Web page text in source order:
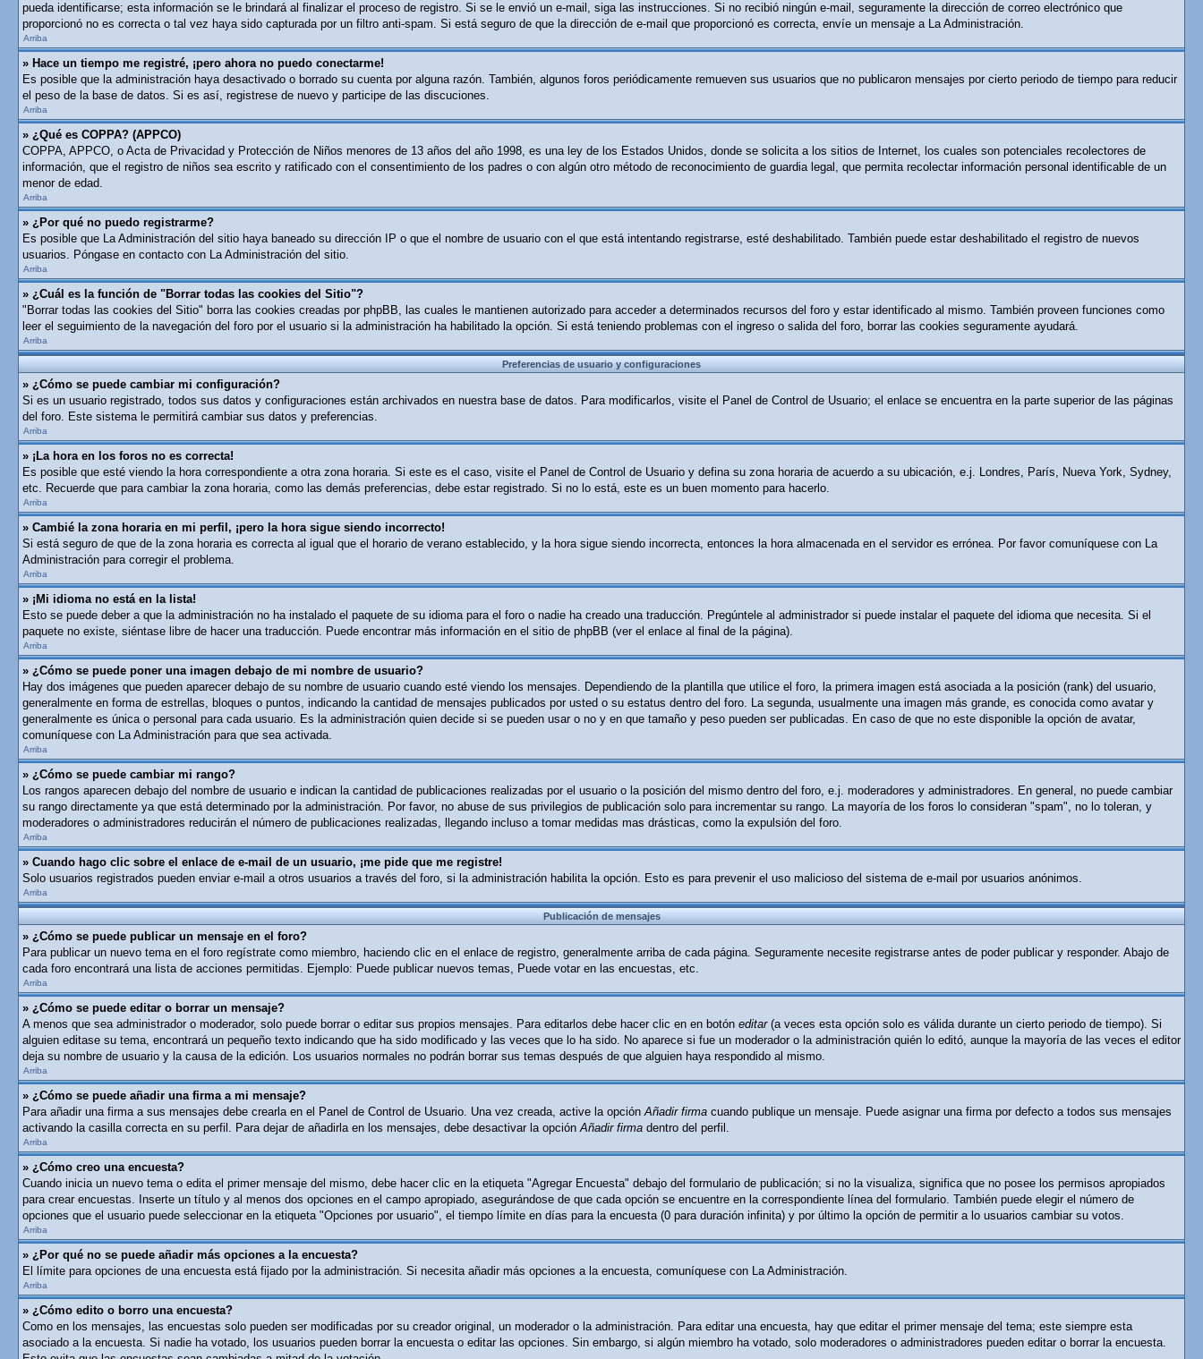
pueda identificarse; esta información se le brindará al finalizar el proceso de registro. Si se le envió un e-mail, siga las instrucciones. Si no recibió ningún e-mail, seguramente la dirección de correo electrónico que
proporcionó no es correcta o tal vez haya sido capturada por un filtro anti-spam. Si está seguro de que la dirección de e-mail que proporcionó es correcta, envíe un mensaje a La Administración.
Arriba
» Hace un tiempo me registré, ¡pero ahora no puedo conectarme!
Es posible que la administración haya desactivado o borrado su cuenta por alguna razón. También, algunos foros periódicamente remueven sus usuarios que no publicaron mensajes por cierto periodo de tiempo para reducir
el peso de la base de datos. Si es así, registrese de nuevo y participe de las discuciones.
Arriba
» ¿Qué es COPPA? (APPCO)
COPPA, APPCO, o Acta de Privacidad y Protección de Niños menores de 13 años del año 1998, es una ley de los Estados Unidos, donde se solicita a los sitios de Internet, los cuales son potenciales recolectores de
información, que el registro de niños sea escrito y ratificado con el consentimiento de los padres o con algún otro método de reconocimiento de guardia legal, que permita recolectar información personal identificable de un
menor de edad.
Arriba
» ¿Por qué no puedo registrarme?
Es posible que La Administración del sitio haya baneado su dirección IP o que el nombre de usuario con el que está intentando registrarse, esté deshabilitado. También puede estar deshabilitado el registro de nuevos
usuarios. Póngase en contacto con La Administración del sitio.
Arriba
» ¿Cuál es la función de "Borrar todas las cookies del Sitio"?
"Borrar todas las cookies del Sitio" borra las cookies creadas por phpBB, las cuales le mantienen autorizado para acceder a determinados recursos del foro y estar identificado al mismo. También proveen funciones como
leer el seguimiento de la navegación del foro por el usuario si la administración ha habilitado la opción. Si está teniendo problemas con el ingreso o salida del foro, borrar las cookies seguramente ayudará.
Arriba
Preferencias de usuario y configuraciones
» ¿Cómo se puede cambiar mi configuración?
Si es un usuario registrado, todos sus datos y configuraciones están archivados en nuestra base de datos. Para modificarlos, visite el Panel de Control de Usuario; el enlace se encuentra en la parte superior de las páginas
del foro. Este sistema le permitirá cambiar sus datos y preferencias.
Arriba
» ¡La hora en los foros no es correcta!
Es posible que esté viendo la hora correspondiente a otra zona horaria. Si este es el caso, visite el Panel de Control de Usuario y defina su zona horaria de acuerdo a su ubicación, e.j. Londres, París, Nueva York, Sydney,
etc. Recuerde que para cambiar la zona horaria, como las demás preferencias, debe estar registrado. Si no lo está, este es un buen momento para hacerlo.
Arriba
» Cambié la zona horaria en mi perfil, ¡pero la hora sigue siendo incorrecto!
Si está seguro de que de la zona horaria es correcta al igual que el horario de verano establecido, y la hora sigue siendo incorrecta, entonces la hora almacenada en el servidor es errónea. Por favor comuníquese con La
Administración para corregir el problema.
Arriba
» ¡Mi idioma no está en la lista!
Esto se puede deber a que la administración no ha instalado el paquete de su idioma para el foro o nadie ha creado una traducción. Pregúntele al administrador si puede instalar el paquete del idioma que necesita. Si el
paquete no existe, siéntase libre de hacer una traducción. Puede encontrar más información en el sitio de phpBB (ver el enlace al final de la página).
Arriba
» ¿Cómo se puede poner una imagen debajo de mi nombre de usuario?
Hay dos imágenes que pueden aparecer debajo de su nombre de usuario cuando esté viendo los mensajes. Dependiendo de la plantilla que utilice el foro, la primera imagen está asociada a la posición (rank) del usuario,
generalmente en forma de estrellas, bloques o puntos, indicando la cantidad de mensajes publicados por usted o su estatus dentro del foro. La segunda, usualmente una imagen más grande, es conocida como avatar y
generalmente es única o personal para cada usuario. Es la administración quien decide si se pueden usar o no y en que tamaño y peso pueden ser publicadas. En caso de que no este disponible la opción de avatar,
comuníquese con La Administración para que sea activada.
Arriba
» ¿Cómo se puede cambiar mi rango?
Los rangos aparecen debajo del nombre de usuario e indican la cantidad de publicaciones realizadas por el usuario o la posición del mismo dentro del foro, e.j. moderadores y administradores. En general, no puede cambiar
su rango directamente ya que está determinado por la administración. Por favor, no abuse de sus privilegios de publicación solo para incrementar su rango. La mayoría de los foros lo consideran "spam", no lo toleran, y
moderadores o administradores reducirán el número de publicaciones realizadas, llegando incluso a tomar medidas mas drásticas, como la expulsión del foro.
Arriba
» Cuando hago clic sobre el enlace de e-mail de un usuario, ¡me pide que me registre!
Solo usuarios registrados pueden enviar e-mail a otros usuarios a través del foro, si la administración habilita la opción. Esto es para prevenir el uso malicioso del sistema de e-mail por usuarios anónimos.
Arriba
Publicación de mensajes
» ¿Cómo se puede publicar un mensaje en el foro?
Para publicar un nuevo tema en el foro regístrate como miembro, haciendo clic en el enlace de registro, generalmente arriba de cada página. Seguramente necesite registrarse antes de poder publicar y responder. Abajo de
cada foro encontrará una lista de acciones permitidas. Ejemplo: Puede publicar nuevos temas, Puede votar en las encuestas, etc.
Arriba
» ¿Cómo se puede editar o borrar un mensaje?
A menos que sea administrador o moderador, solo puede borrar o editar sus propios mensajes. Para editarlos debe hacer clic en en botón editar(a veces esta opción solo es válida durante un cierto periodo de tiempo). Si
alguien editase su tema, encontrará un pequeño texto indicando que ha sido modificado y las veces que lo ha sido. No aparece si fue un moderador o la administración quién lo editó, aunque la mayoría de las veces el editor
deja su nombre de usuario y la causa de la edición. Los usuarios normales no podrán borrar sus temas después de que alguien haya respondido al mismo.
Arriba
» ¿Cómo se puede añadir una firma a mi mensaje?
Para añadir una firma a sus mensajes debe crearla en el Panel de Control de Usuario. Una vez creada, active la opciónAñadir firma cuando publique un mensaje. Puede asignar una firma por defecto a todos sus mensajes
activando la casilla correcta en su perfil. Para dejar de añadirla en los mensajes, debe desactivar la opciónAñadir firma dentro del perfil.
Arriba
» ¿Cómo creo una encuesta?
Cuando inicia un nuevo tema o edita el primer mensaje del mismo, debe hacer clic en la etiqueta "Agregar Encuesta" debajo del formulario de publicación; si no la visualiza, significa que no posee los permisos apropiados
para crear encuestas. Inserte un título y al menos dos opciones en el campo apropiado, asegurándose de que cada opción se encuentre en la correspondiente línea del formulario. También puede elegir el número de
opciones que el usuario puede seleccionar en la etiqueta "Opciones por usuario", el tiempo límite en días para la encuesta (0 para duración infinita) y por último la opción de permitir a lo usuarios cambiar su votos.
Arriba
» ¿Por qué no se puede añadir más opciones a la encuesta?
El límite para opciones de una encuesta está fijado por la administración. Si necesita añadir más opciones a la encuesta, comuníquese con La Administración.
Arriba
» ¿Cómo edito o borro una encuesta?
Como en los mensajes, las encuestas solo pueden ser modificadas por su creador original, un moderador o la administración. Para editar una encuesta, hay que editar el primer mensaje del tema; este siempre esta
asociado a la encuesta. Si nadie ha votado, los usuarios pueden borrar la encuesta o editar las opciones. Sin embargo, si algún miembro ha votado, solo moderadores o administradores pueden editar o borrar la encuesta.